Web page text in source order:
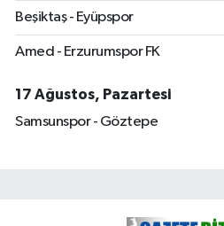
Beşiktaş - Eyüpspor
Amed - Erzurumspor FK
17 Ağustos, Pazartesi
Samsunspor - Göztepe